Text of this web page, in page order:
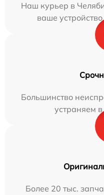
Наш курьер в
ваше
Большинство
устраняем
Более 20 тыс.